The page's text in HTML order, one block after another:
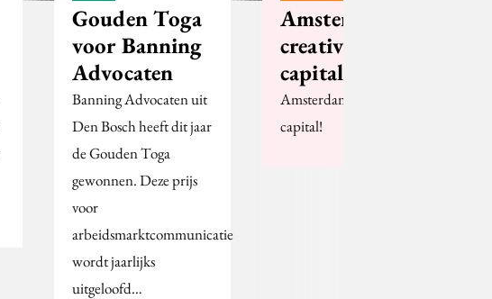
Gouden Toga
voor Banning
Advocaten
Banning Advocaten uit
Den Bosch heeft dit jaar
de Gouden Toga
gewonnen. Deze prijs
voor
arbeidsmarktcommunicatie
wordt jaarlijks
uitgeloofd…
Amsterdam
creative
capital?
Amsterdam creative
capital!